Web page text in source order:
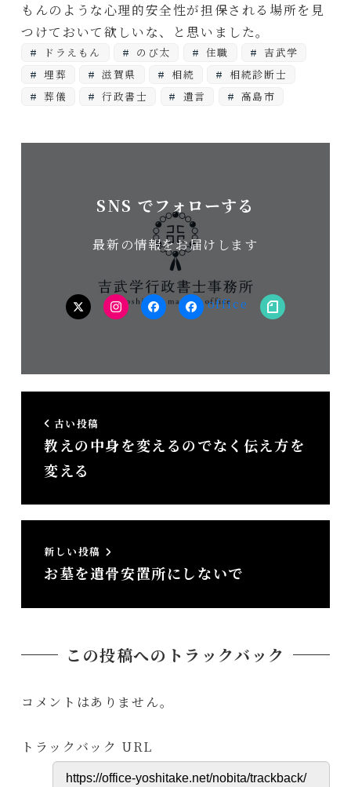
もんのような心理的安全性が担保される場所を見
つけておいて欲しいな、と思いました。
ドラえもん のび太 住職
吉武学
埋葬
滋賀県 相続
相続診断士
葬儀
行政書士 遺言 高島市
SNS でフォローする
最新の情報をお届けします
twitterInstagramfacebook（個
facebook（事note
古い投稿
教えの中身を変えるのでなく伝え方を
変える
新しい投稿
お墓を遺骨安置所にしないで
この投稿へのトラックバック
コメントはありません。
トラックバック URL